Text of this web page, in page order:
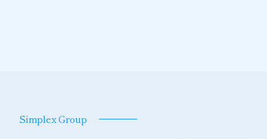
Simplex Group